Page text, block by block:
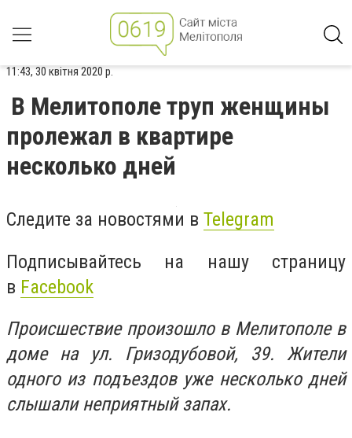
11:43, 30 квітня 2020 р.
В Мелитополе труп женщины
пролежал в квартире
несколько дней
Следите за новостями в Telegram
Подписывайтесь на нашу страницу
в Facebook
Происшествие произошло в Мелитополе в
доме на ул. Гризодубовой, 39. Жители
одного из подъездов уже несколько дней
слышали неприятный запах.